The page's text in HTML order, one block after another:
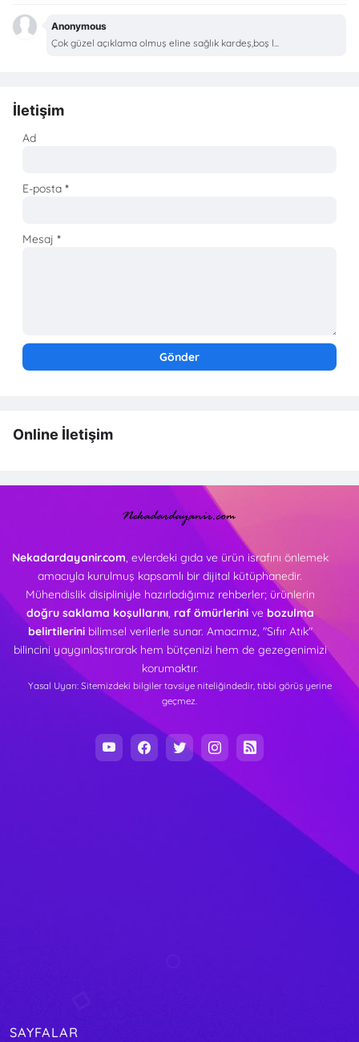
Anonymous
Çok güzel açıklama olmuş eline sağlık kardeş,boş l...
İletişim
Ad
E-posta*
Mesaj*
Online İletişim
Nekadardayanir.com, evlerdeki gıda ve ürün israfını önlemek
amacıyla kurulmuş kapsamlı bir dijital kütüphanedir.
Mühendislik disipliniyle hazırladığımız rehberler; ürünlerin
doğru saklama koşullarını, raf ömürlerinive bozulma
belirtilerinibilimsel verilerle sunar. Amacımız, "Sıfır Atık"
bilincini yaygınlaştırarak hem bütçenizi hem de gezegenimizi
korumaktır.
Yasal Uyarı: Sitemizdeki bilgiler tavsiye niteliğindedir, tıbbi görüş yerine
geçmez.
SAYFALAR